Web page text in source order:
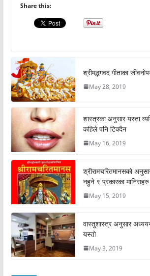
Share this:
श्रीमद्भगवद गीताका
May 28, 2019
शास्त्रका अनुसार यस्ता
कहिले पनि टिक्दैन
May 16, 2019
श्रीरामचरितमानसको
नहुने ९ प्रकारका मानिसहरु
May 15, 2019
वास्तुशास्त्र अनुसार
यस्तो
May 3, 2019